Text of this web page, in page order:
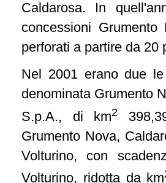
Caldarosa. In
concessioni
perforati a partire da 20
Nel 2001 erano due
denominata Grumento
S.p.A., di km2
Grumento Nova,
Volturino, con
Volturino, ridotta da km